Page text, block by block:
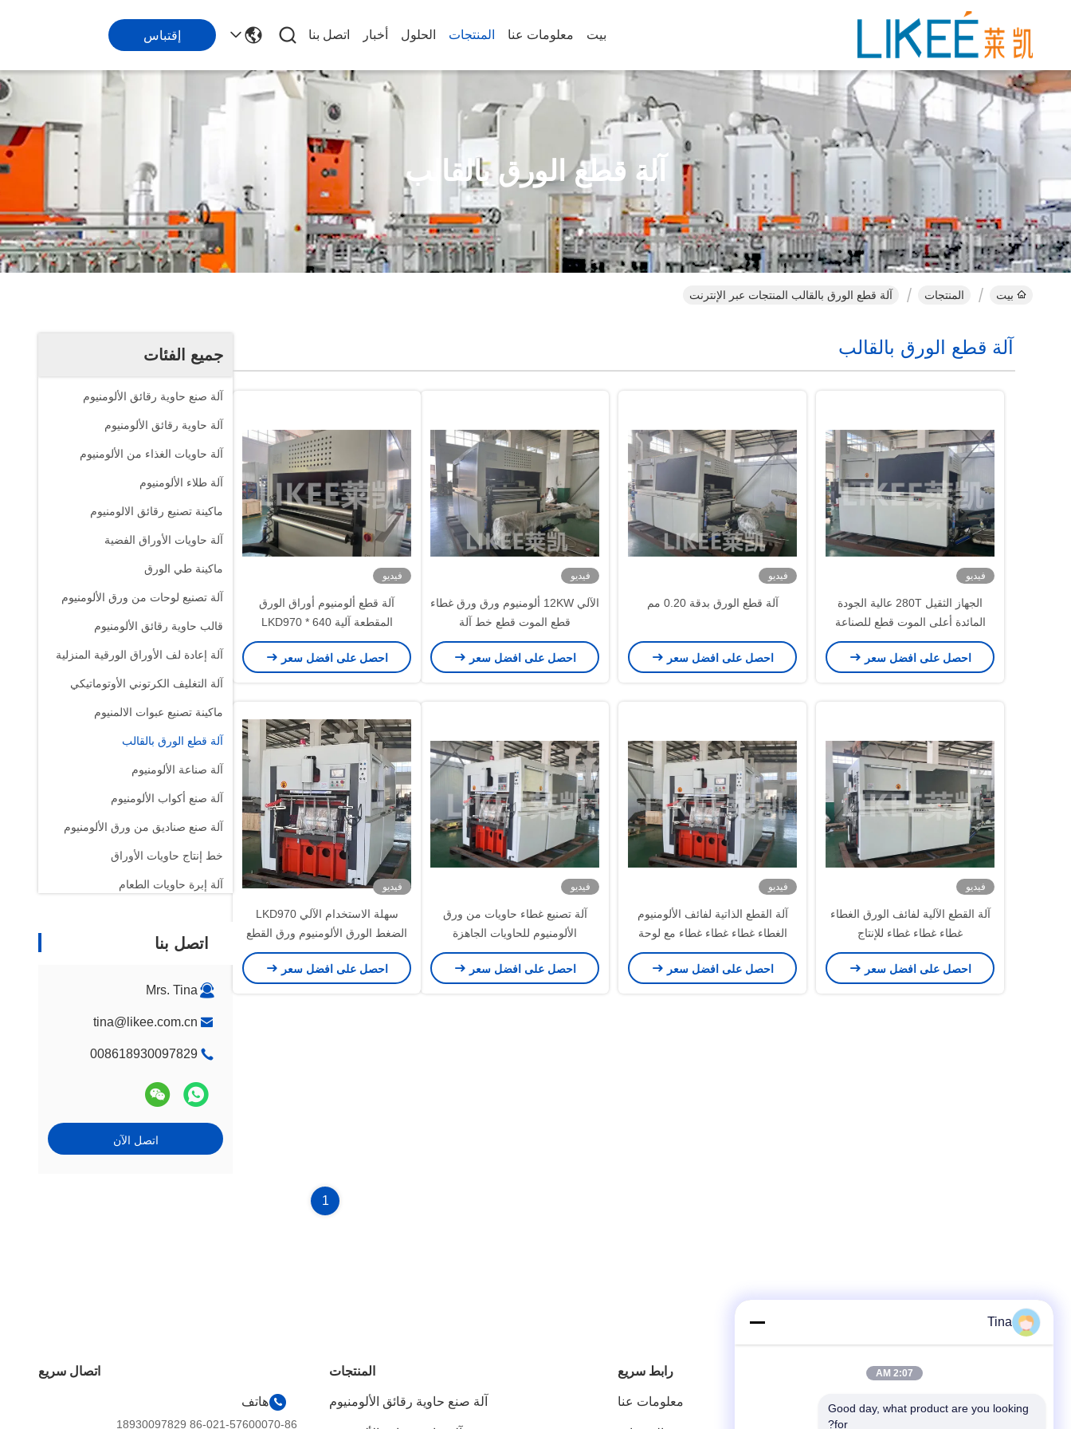
بيت معلومات عنا المنتجات الحلول أخبار اتصل بنا إقتباس
آلة قطع الورق بالقالب
بيت المنتجات آلة قطع الورق بالقالب المنتجات عبر الإنترنت
جميع الفئات
آلة صنع حاوية رقائق الألومنيوم
آلة حاوية رقائق الألومنيوم
آلة حاويات الغذاء من الألومنيوم
آلة طلاء الألومنيوم
ماكينة تصنيع رقائق الالومنيوم
آلة حاويات الأوراق الفضية
ماكينة طي الورق
آلة تصنيع لوحات من ورق الألومنيوم
قالب حاوية رقائق الألومنيوم
آلة إعادة لف الأوراق الورقية المنزلية
آلة التغليف الكرتوني الأوتوماتيكي
ماكينة تصنيع عبوات الالمنيوم
آلة قطع الورق بالقالب
آلة صناعة الألومنيوم
آلة صنع أكواب الألومنيوم
آلة صنع صناديق من ورق الألومنيوم
خط إنتاج حاويات الأوراق
آلة إبرة حاويات الطعام
آلة إعادة لف الفيلم
اتصل بنا
Mrs. Tina
tina@likee.com.cn
008618930097829
اتصل الآن
آلة قطع الورق بالقالب
فيديو
الجهاز الثقيل 280T عالية الجودة
المائدة أعلى الموت قطع للصناعة
المصنعة
احصل على افضل سعر
فيديو
آلة قطع الورق بدقة 0.20 مم
احصل على افضل سعر
فيديو
الآلي 12KW ألومنيوم ورق ورق غطاء
قطع الموت قطع خط آلة
احصل على افضل سعر
فيديو
آلة قطع ألومنيوم أوراق الورق
المقطعة آلية LKD970 * 640
احصل على افضل سعر
فيديو
آلة القطع الآلية لفائف الورق الغطاء
غطاء غطاء غطاء للإنتاج
احصل على افضل سعر
فيديو
آلة القطع الذاتية لفائف الألومنيوم
الغطاء غطاء غطاء غطاء مع لوحة
القفل اليدوي
احصل على افضل سعر
فيديو
آلة تصنيع غطاء حاويات من ورق
الألومنيوم للحاويات الجاهزة
احصل على افضل سعر
فيديو
سهلة الاستخدام الآلي LKD970
الضغط الورق الألومنيوم ورق القطع
احصل على افضل سعر
1
رابط سريع
معلومات عنا
المنتجات
آلة صنع حاوية رقائق الألومنيوم
اتصال سريع
هاتف
86-021-57600070-86 18930097829
Tina
2:07 AM
Good day, what product are you looking
for?